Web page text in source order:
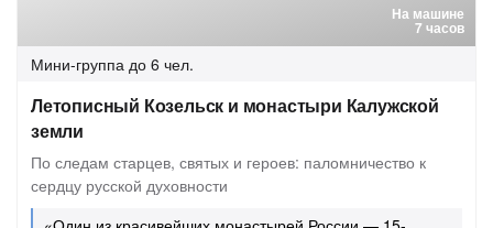
На машине
7 часов
Мини-группа до 6 чел.
Летописный Козельск и монастыри Калужской
земли
По следам старцев, святых и героев: паломничество к
сердцу русской духовности